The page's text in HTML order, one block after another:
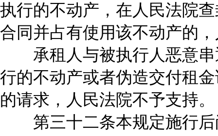
执行的不动产，在人民法院
合同并占有使用该不动产的
承租人与被执行人恶意串
行的不动产或者伪造交付租
的请求，人民法院不予支持。
第三十二条本规定施行后